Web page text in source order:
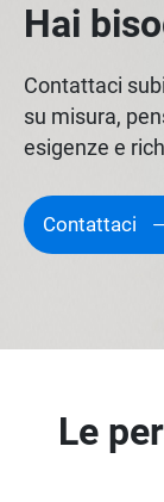
Hai
Contattaci
su misura,
esigenze e
Contattaci
Le